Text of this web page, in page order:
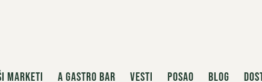
MARKETI A GASTRO BAR VESTI POSAO BLOG